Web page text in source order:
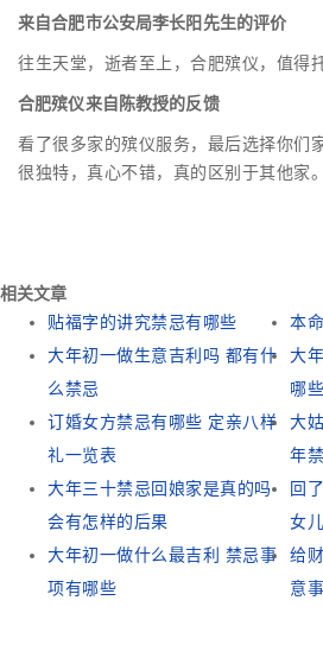
来自合肥市公安局李长阳先生的评价
往生天堂，逝者至上，合肥殡仪，值得
合肥殡仪来自陈教授的反馈
看了很多家的殡仪服务，最后选择你们
很独特，真心不错，真的区别于其他家。
相关文章
贴福字的讲究禁忌有哪些
本
大年初一做生意吉利吗 都有什
么禁忌
大
哪些
订婚女方禁忌有哪些 定亲八样
礼一览表
大
年
大年三十禁忌回娘家是真的吗
会有怎样的后果
回
女
大年初一做什么最吉利 禁忌事
项有哪些
给
意